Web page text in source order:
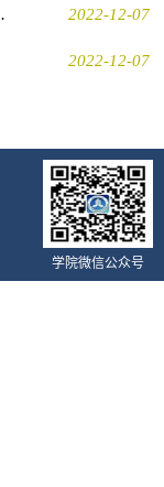
2022-12-07
（试行）
2022-12-07
学院微信公众号